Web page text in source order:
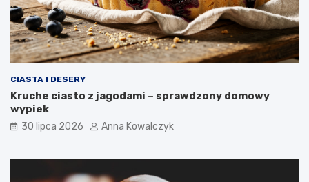
CIASTA I DESERY
Kruche ciasto z jagodami – sprawdzony domowy
wypiek
30 lipca 2026 Anna Kowalczyk